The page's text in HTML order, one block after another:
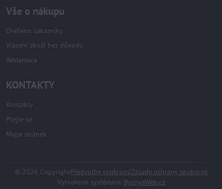
Vše o nákupu
Ověřeno zákazníky
Vrácení zboží bez důvodu
Reklamace
KONTAKTY
Kontakty
Ptejte se
Mapa stránek
© 2026 CopyrightPředvolby soukromíZásady ochrany soukromí
Vytvořeno systémem: ByznysWeb.cz